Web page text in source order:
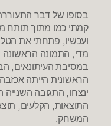
בסופו של דבר
קמתי כמו מתוך תותח
ועכשיו, פתחתי את
מדי, התמונה
במסיבת העיתונאים,
הראשונית הייתה
ינצחו, התגובה
התוצאות, הקלעים,
המשחק.